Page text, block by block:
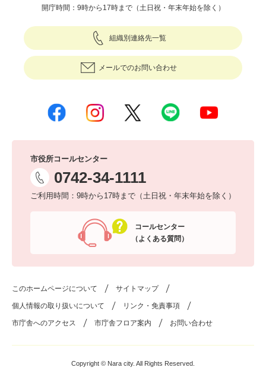
開庁時間：9時から17時まで（土日祝・年末年始を除く）
組織別連絡先一覧
メールでのお問い合わせ
市役所コールセンター
0742-34-1111
ご利用時間：9時から17時まで（土日祝・年末年始を除く）
コールセンター
（よくある質問）
このホームページについて サイトマップ
個人情報の取り扱いについて リンク・免責事項
市庁舎へのアクセス 市庁舎フロア案内 お問い合わせ
Copyright © Nara city. All Rights Reserved.